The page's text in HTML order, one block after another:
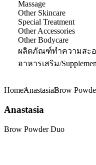
Massage
Other Skincare
Special Treatment
Other Accessories
Other Bodycare
ผลิตภัณฑ์ทำความสะ
อาหารเสริม/
HomeAnastasiaBrow
Anastasia
Brow Powder Duo